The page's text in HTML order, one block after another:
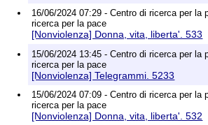
16/06/2024 07:29 - Centro di ricerca per la
ricerca per la pace
[Nonviolenza] Donna, vita, liberta'. 533
15/06/2024 13:45 - Centro di ricerca per la
ricerca per la pace
[Nonviolenza] Telegrammi. 5233
15/06/2024 07:09 - Centro di ricerca per la
ricerca per la pace
[Nonviolenza] Donna, vita, liberta'. 532